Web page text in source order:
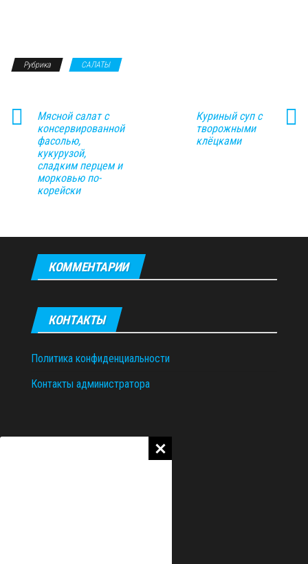
Рубрика САЛАТЫ
Мясной салат с
консервированной
фасолью,
кукурузой,
сладким перцем и
морковью по-
корейски
Куриный суп с
творожными
клёцками
КОММЕНТАРИИ
КОНТАКТЫ
Политика конфиденциальности
Контакты администратора